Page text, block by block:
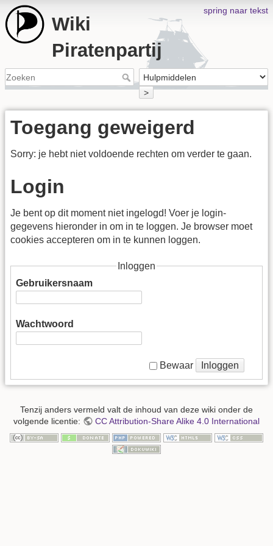
spring naar tekst
Wiki
Piratenpartij
>
Toegang geweigerd
Sorry: je hebt niet voldoende rechten om verder te gaan.
Login
Je bent op dit moment niet ingelogd! Voer je login-
gegevens hieronder in om in te loggen. Je browser moet
cookies accepteren om in te kunnen loggen.
Inloggen
Gebruikersnaam
Wachtwoord
Bewaar Inloggen
Tenzij anders vermeld valt de inhoud van deze wiki onder de
volgende licentie:
CC Attribution-Share Alike 4.0 International